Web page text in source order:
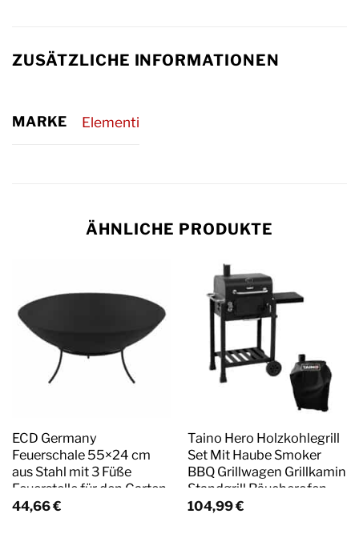
ZUSÄTZLICHE INFORMATIONEN
MARKE Elementi
ÄHNLICHE PRODUKTE
ECD Germany
Feuerschale 55×24 cm
aus Stahl mit 3 Füße
Feuerstelle für den Garten
44,66€
Taino Hero Holzkohlegrill
Set Mit Haube Smoker
BBQ Grillwagen Grillkamin
Standgrill Räucherofen
104,99€